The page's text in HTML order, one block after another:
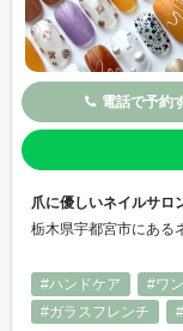
電話で予約
爪に優しいネイルサロ
#ハンドケア
#ワ
#ガラスフレンチ